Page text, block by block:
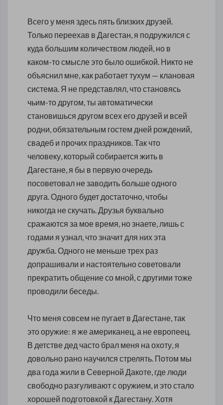
Всего у меня здесь пять близких друзей.
Только переехав в Дагестан, я подружился с
куда большим количеством людей, но в
каком-то смысле это было ошибкой. Никто не
объяснил мне, как работает тухум — клановая
система. Я не представлял, что становясь
чьим-то другом, ты автоматически
становишься другом всех его друзей и всей
родни, обязательным гостем дней рождений,
свадеб и прочих праздников. Так что
человеку, который собирается жить в
Дагестане, я бы в первую очередь
посоветовал не заводить больше одного
друга. Одного будет достаточно, чтобы
никогда не скучать. Друзья буквально
сражаются за мое время, но знаете, лишь с
годами я узнал, что значит для них эта
дружба. Одного не меньше трех раз
допрашивали и настоятельно советовали
прекратить общение со мной, с другими тоже
проводили беседы.
Что меня совсем не пугает в Дагестане, так
это оружие: я же американец, а не европеец.
В детстве дед часто брал меня на охоту, я
довольно рано научился стрелять. Потом мы
два года жили в Северной Дакоте, где люди
свободно разгуливают с оружием, и это стало
хорошей подготовкой к Дагестану. Хотя